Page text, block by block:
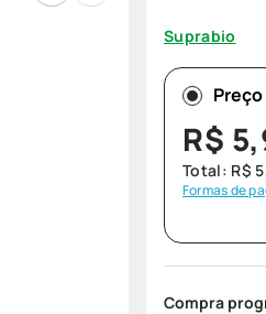
Suprabio
Preço
R$ 5,
Total: R$ 5
Formas de
Compra